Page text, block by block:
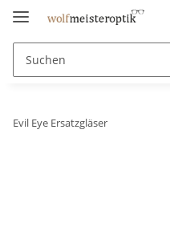
Evil Eye Ersatzgläser